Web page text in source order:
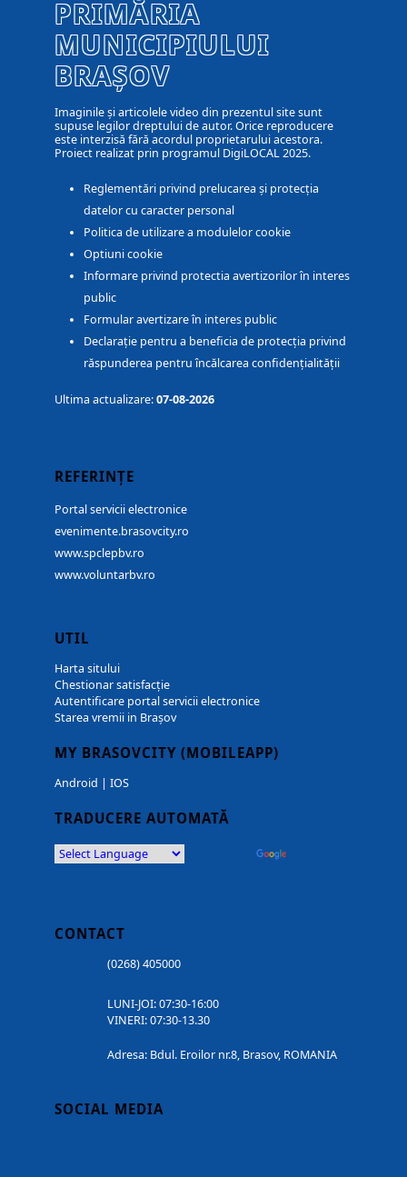
PRIMĂRIA
MUNICIPIULUI
BRAȘOV
Imaginile și articolele video din prezentul site sunt
supuse legilor dreptului de autor. Orice reproducere
este interzisă fără acordul proprietarului acestora.
Proiect realizat prin programul DigiLOCAL 2025.
Reglementări privind prelucarea și protecția
datelor cu caracter personal
Politica de utilizare a modulelor cookie
Optiuni cookie
Informare privind protectia avertizorilor în interes
public
Formular avertizare în interes public
Declarație pentru a beneficia de protecția privind
răspunderea pentru încălcarea confidențialității
Ultima actualizare:07-08-2026
REFERINȚE
Portal servicii electronice
evenimente.brasovcity.ro
www.spclepbv.ro
www.voluntarbv.ro
UTIL
Harta sitului
Chestionar satisfacție
Autentificare portal servicii electronice
Starea vremii in Brașov
MY BRASOVCITY (MOBILEAPP)
Android | IOS
TRADUCERE AUTOMATĂ
CONTACT
(0268) 405000
LUNI-JOI: 07:30-16:00
VINERI: 07:30-13.30
Adresa: Bdul. Eroilor nr.8, Brasov, ROMANIA
SOCIAL MEDIA